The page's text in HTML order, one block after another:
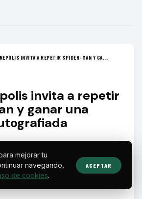
INVITA A REPETIR SPIDER-MAN Y GA...
invita a repetir
y ganar una
una playera firmada por
y el director Destin
ver Spider-Man: Un Nuevo
mejorar tu
navegando,
de cookies.
ACEPTAR